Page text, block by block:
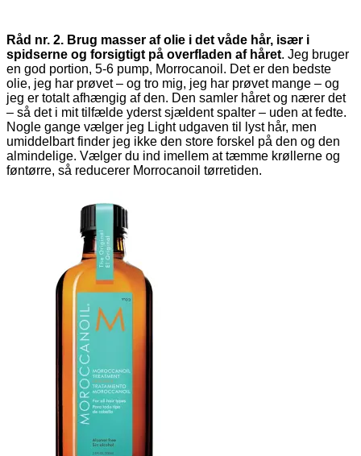
Råd nr. 2. Brug masser af olie i det våde hår, især i
spidserne og forsigtigt på overfladen af håret. Jeg bruger
en god portion, 5-6 pump, Morrocanoil. Det er den bedste
olie, jeg har prøvet – og tro mig, jeg har prøvet mange – og
jeg er totalt afhængig af den. Den samler håret og nærer det
– så det i mit tilfælde yderst sjældent spalter – uden at fedte.
Nogle gange vælger jeg Light udgaven til lyst hår, men
umiddelbart finder jeg ikke den store forskel på den og den
almindelige. Vælger du ind imellem at tæmme krøllerne og
føntørre, så reducerer Morrocanoil tørretiden.